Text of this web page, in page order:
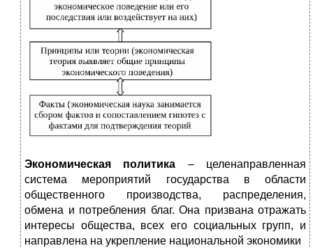
Экономическая политика – целенаправленная
система мероприятий государства в области
общественного производства, распределения,
обмена и потребления благ. Она призвана отражать
интересы общества, всех его социальных групп, и
направлена на укрепление национальной экономики